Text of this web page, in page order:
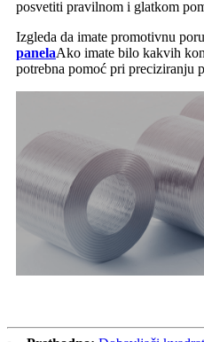
posvetiti pravilnom i glatkom
Izgleda da imate promotivnu
panelaAko imate bilo kakvih
potrebna pomoć pri preciziranju